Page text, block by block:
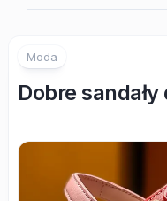
Moda
Dobre